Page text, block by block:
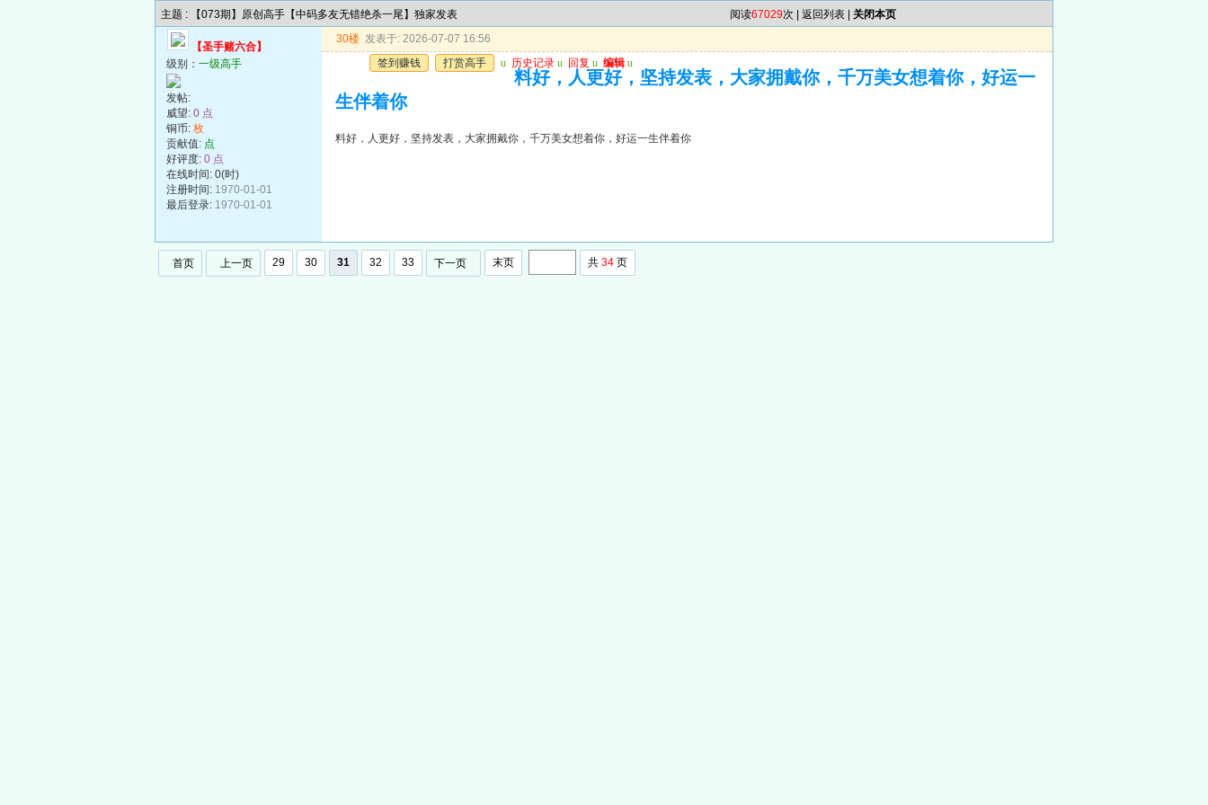
主题 : 【073期】原创高手【中码多友无错绝杀一尾】独家发表 阅读67029次 | 返回列表 关闭本页
【圣手赌六合】
级别： 一级高手
发帖:
威望: 0 点
铜币: 枚
贡献值: 点
好评度: 0 点
在线时间: 0(时)
注册时间: 1970-01-01
最后登录: 1970-01-01
30楼 发表于: 2026-07-07 16:56
签到赚钱
打赏高手 u 历史记录 u 回复 u 编辑 u
料好，人更好，坚持发表，大家拥戴你，千万美女想着你，好运一
生伴着你
料好，人更好，坚持发表，大家拥戴你，千万美女想着你，好运一生伴着你
首页 上一页 29 30 31 32 33 下一页 末页 共 34 页